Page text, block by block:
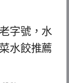
字號，水
水餃推薦